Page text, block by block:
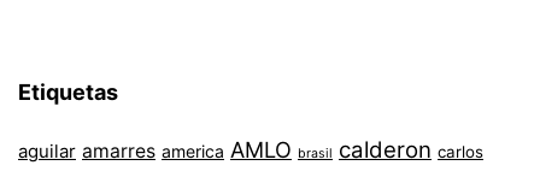
Etiquetas
aguilar amarres america AMLO brasil calderon carlos